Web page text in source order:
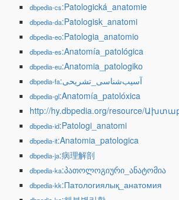
dbpedia-cs:Patologická_anatomie
dbpedia-da:Patologisk_anatomi
dbpedia-eo:Patologia_anatomio
dbpedia-es:Anatomía_patológica
dbpedia-eu:Anatomia_patologiko
dbpedia-fa :آسیب‌شناسی_تشریحی
dbpedia-gl:Anatomía_patolóxica
http://hy.dbpedia.org/resource/
dbpedia-id:Patologi_anatomi
dbpedia-it:Anatomia_patologica
dbpedia-ja:病理解剖
dbpedia-ka:პათოლოგიური_ანატომია
dbpedia-kk:Патологиялық_анатомия